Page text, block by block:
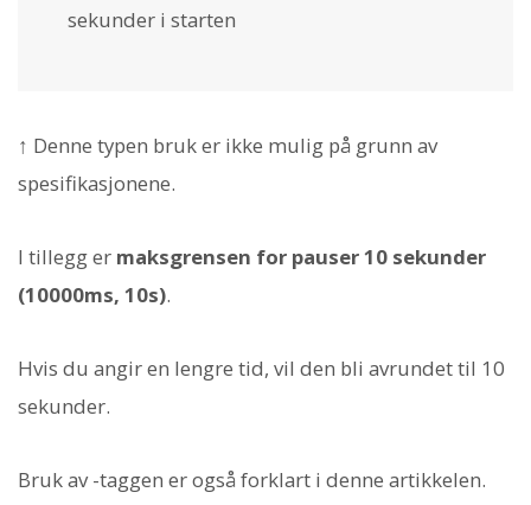
sekunder i starten
↑ Denne typen bruk er ikke mulig på grunn av
spesifikasjonene.
I tillegg er maksgrensen for pauser 10 sekunder
(10000ms, 10s).
Hvis du angir en lengre tid, vil den bli avrundet til 10
sekunder.
Bruk av-taggen er også forklart i denne artikkelen.